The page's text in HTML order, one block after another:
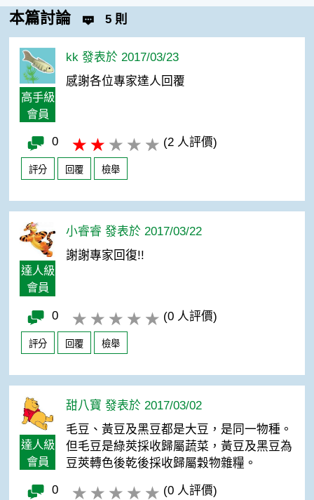
本篇討論 5 則
高手級
會員
kk 發表於 2017/03/23
感謝各位專家達人回覆
0 (2 人評價)
評分 回覆 檢舉
達人級
會員
小睿睿 發表於 2017/03/22
謝謝專家回復!!
0 (0 人評價)
評分 回覆 檢舉
達人級
會員
甜八寶 發表於 2017/03/02
毛豆、黃豆及黑豆都是大豆，是同一物種。
但毛豆是綠莢採收歸屬蔬菜，黃豆及黑豆為
豆莢轉色後乾後採收歸屬穀物雜糧。
0 (0 人評價)